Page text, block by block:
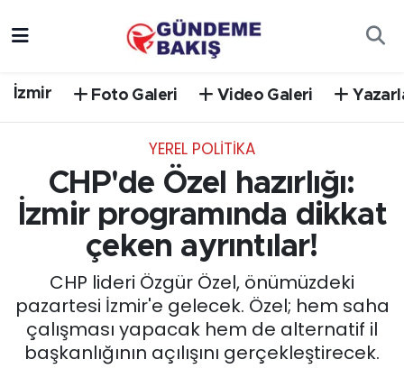
İzmir Foto Galeri Video Galeri
YEREL POLİTİKA
CHP'de Özel hazırlığı:
İzmir programında dikkat
çeken ayrıntılar!
CHP lideri Özgür Özel, önümüzdeki
pazartesi İzmir'e gelecek. Özel; hem saha
çalışması yapacak hem de alternatif il
başkanlığının açılışını gerçekleştirecek.
EGE
EĞİTİM
EKONOMİ
English News
Trafik Durumu
Süper Lig Puan Durumu ve Fikstür
Tüm Manşetler
Son Dakika Haberleri
Haber Arşivi